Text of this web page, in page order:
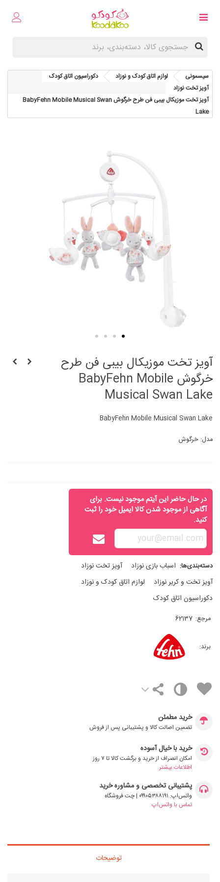
سیسمونی لوازم اتاق کودک و نوزاد
دکوراسیون اتاق کودک
آويز تخت نوزاد
آويز تخت موزيکال بیبی فن طرح خرگوش BabyFehn Mobile Musical Swan
Lake
آويز تخت موزيکال بیبی فن طرح
خرگوش BabyFehn Mobile
Musical Swan Lake
BabyFehn Mobile Musical Swan Lake
مدل: خرگوش
در حال حاضر این آیتم موجود نیست. برای
آگاهی از موجود شدن کالا ایمیل خود را ثبت
کنید.
دسته‌بندی‌ها: اسباب‌ بازی نوزاد
آويز تخت نوزاد
آویز تخت و کریر نوزاد
لوازم اتاق کودک و نوزاد
دکوراسیون اتاق کودک
مرجع: 62137
برند:
خرید مطمئن
تضمین اصالت کالا و پشتیبانی پس از فروش
خرید با خیال آسوده
امکان انصراف از خرید و برگشت کالا تا ۷ روز
اطلاعات بیشتر
پشتیبانی تخصصی و مشاوره خرید
واتس‌اپ: ۰۹۹۰۵۳۸۸۱۹۱ | چت فروشگاه
تماس با واتس‌اپ
توضیحات